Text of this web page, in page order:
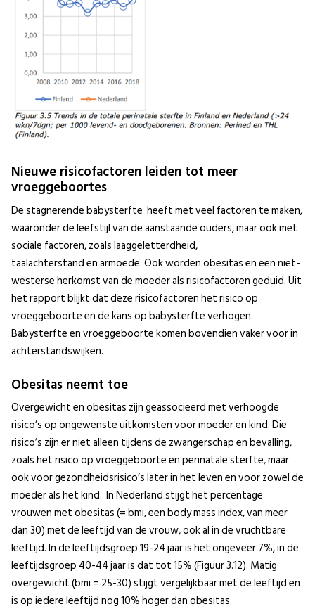
Nieuwe risicofactoren leiden tot meer
vroeggeboortes
De stagnerende babysterfte heeft met veel factoren te maken,
waaronder de leefstijl van de aanstaande ouders, maar ook met
sociale factoren, zoals laaggeletterdheid,
taalachterstand en armoede. Ook worden obesitas en een niet-
westerse herkomst van de moeder als risicofactoren geduid. Uit
het rapport blijkt dat deze risicofactoren het risico op
vroeggeboorte en de kans op babysterfte verhogen.
Babysterfte en vroeggeboorte komen bovendien vaker voor in
achterstandswijken.
Obesitas neemt toe
Overgewicht en obesitas zijn geassocieerd met verhoogde
risico’s op ongewenste uitkomsten voor moeder en kind. Die
risico’s zijn er niet alleen tijdens de zwangerschap en bevalling,
zoals het risico op vroeggeboorte en perinatale sterfte, maar
ook voor gezondheidsrisico’s later in het leven en voor zowel de
moeder als het kind. In Nederland stijgt het percentage
vrouwen met obesitas (= bmi, een body mass index, van meer
dan 30) met de leeftijd van de vrouw, ook al in de vruchtbare
leeftijd. In de leeftijdsgroep 19-24 jaar is het ongeveer 7%, in de
leeftijdsgroep 40-44 jaar is dat tot 15% (Figuur 3.12). Matig
overgewicht (bmi = 25-30) stijgt vergelijkbaar met de leeftijd en
is op iedere leeftijd nog 10% hoger dan obesitas.